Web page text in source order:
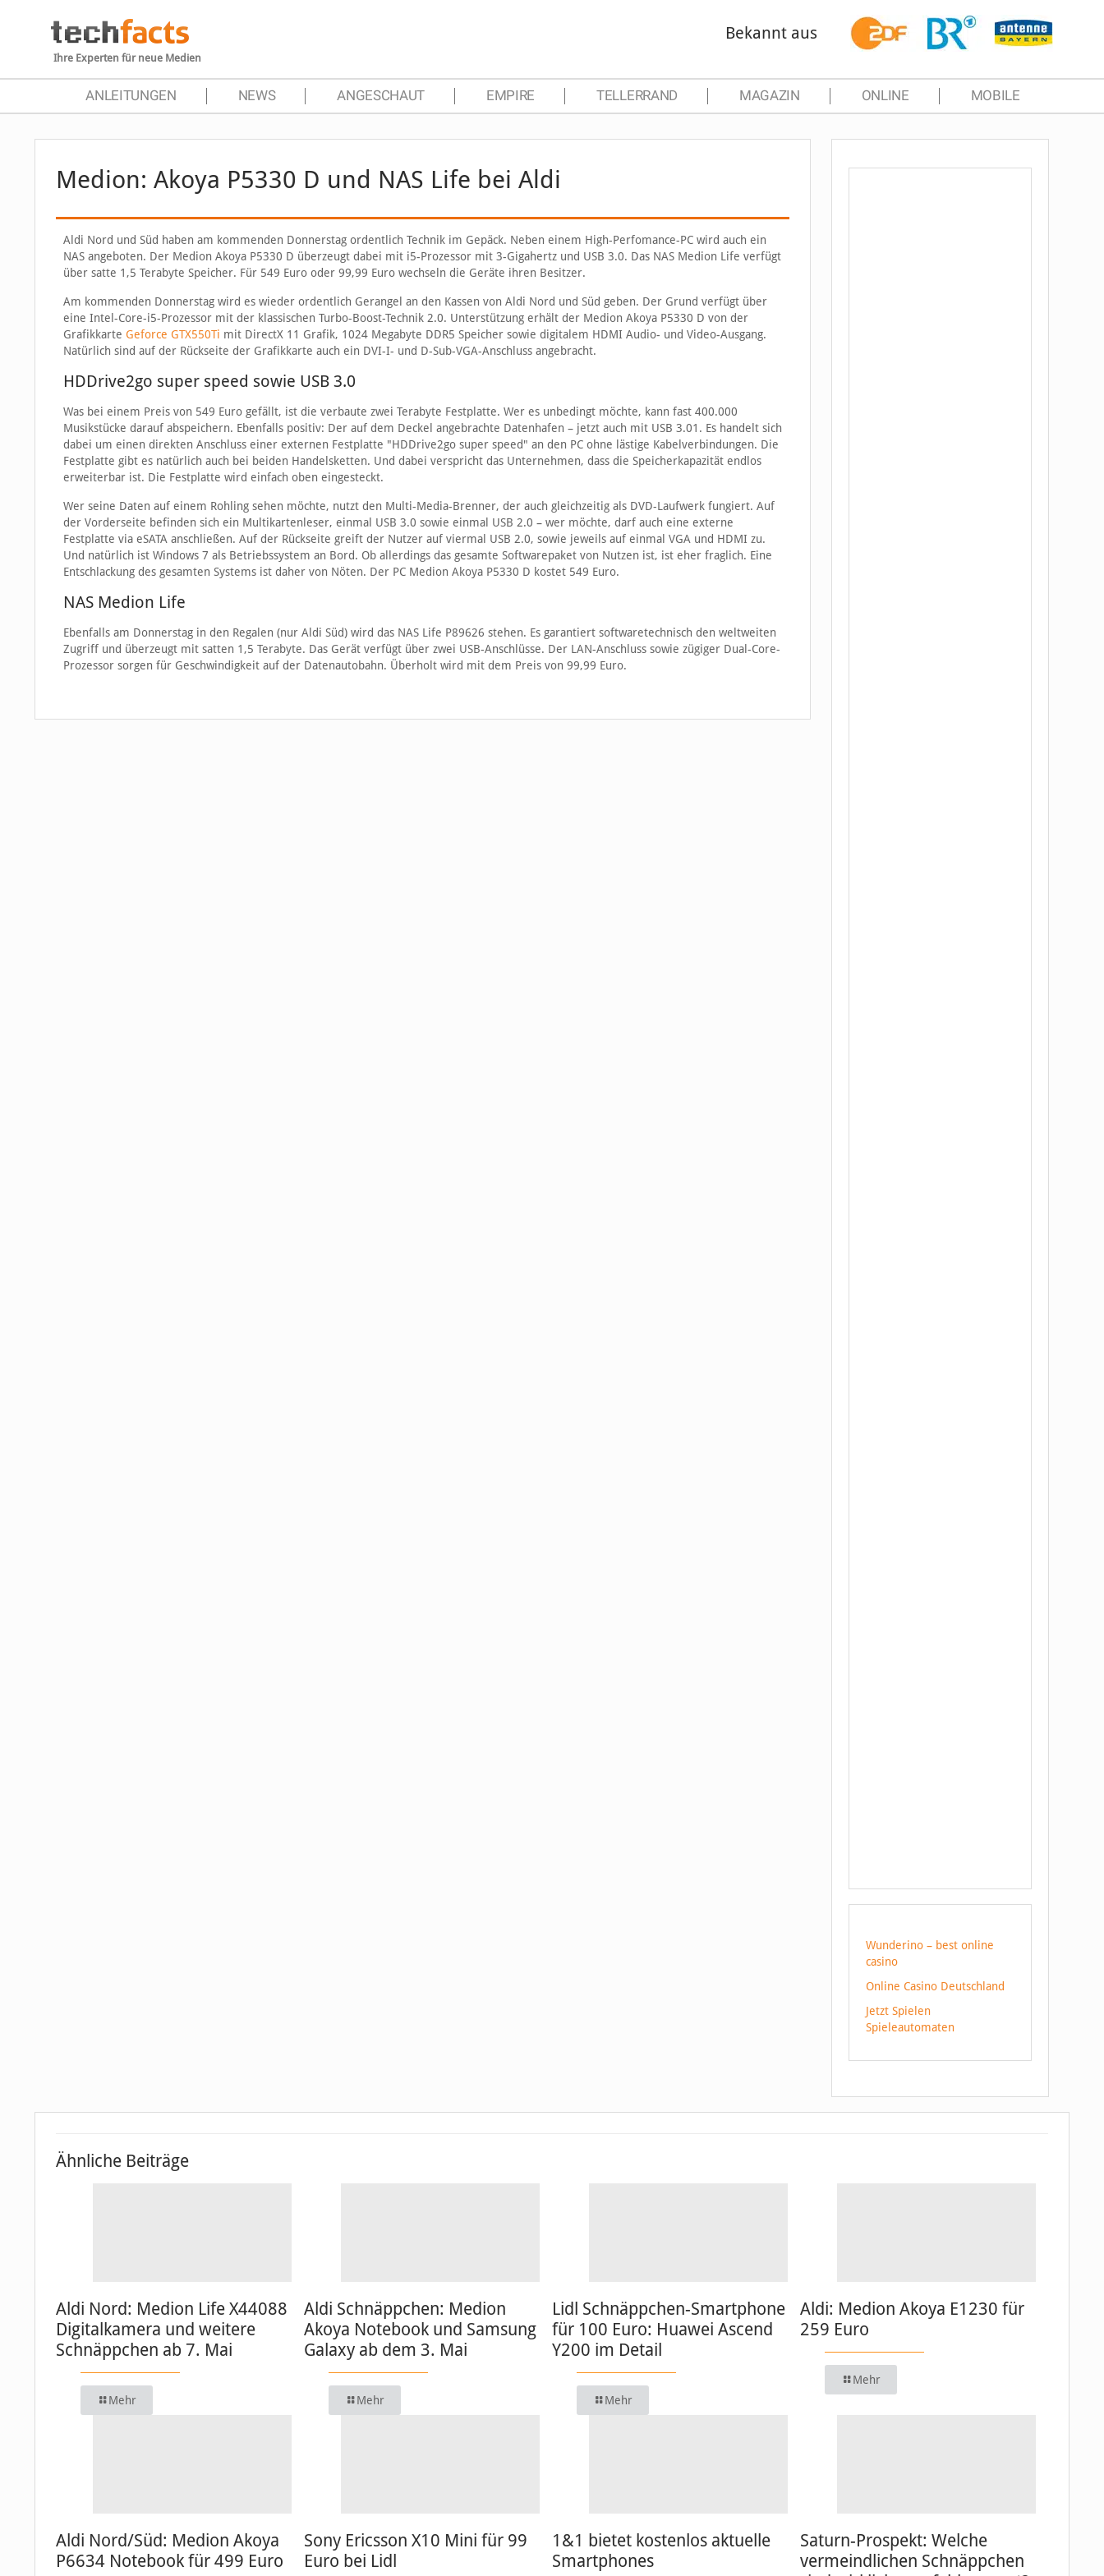
Ihre Experten für neue Medien
Bekannt aus
ANLEITUNGEN NEWS ANGESCHAUT EMPIRE TELLERRAND MAGAZIN ONLINE MOBILE
Medion: Akoya P5330 D und NAS Life bei Aldi
Aldi Nord und Süd haben am kommenden Donnerstag ordentlich Technik im Gepäck. Neben einem High-Perfomance-PC wird auch ein
NAS angeboten. Der Medion Akoya P5330 D überzeugt dabei mit i5-Prozessor mit 3-Gigahertz und USB 3.0. Das NAS Medion Life verfügt
über satte 1,5 Terabyte Speicher. Für 549 Euro oder 99,99 Euro wechseln die Geräte ihren Besitzer.
Am kommenden Donnerstag wird es wieder ordentlich Gerangel an den Kassen von Aldi Nord und Süd geben. Der Grund verfügt über
eine Intel-Core-i5-Prozessor mit der klassischen Turbo-Boost-Technik 2.0. Unterstützung erhält der Medion Akoya P5330 D von der
Grafikkarte Geforce GTX550Ti mit DirectX 11 Grafik, 1024 Megabyte DDR5 Speicher sowie digitalem HDMI Audio- und Video-Ausgang.
Natürlich sind auf der Rückseite der Grafikkarte auch ein DVI-I- und D-Sub-VGA-Anschluss angebracht.
HDDrive2go super speed sowie USB 3.0
Was bei einem Preis von 549 Euro gefällt, ist die verbaute zwei Terabyte Festplatte. Wer es unbedingt möchte, kann fast 400.000
Musikstücke darauf abspeichern. Ebenfalls positiv: Der auf dem Deckel angebrachte Datenhafen – jetzt auch mit USB 3.01. Es handelt sich
dabei um einen direkten Anschluss einer externen Festplatte "HDDrive2go super speed" an den PC ohne lästige Kabelverbindungen. Die
Festplatte gibt es natürlich auch bei beiden Handelsketten. Und dabei verspricht das Unternehmen, dass die Speicherkapazität endlos
erweiterbar ist. Die Festplatte wird einfach oben eingesteckt.
Wer seine Daten auf einem Rohling sehen möchte, nutzt den Multi-Media-Brenner, der auch gleichzeitig als DVD-Laufwerk fungiert. Auf
der Vorderseite befinden sich ein Multikartenleser, einmal USB 3.0 sowie einmal USB 2.0 – wer möchte, darf auch eine externe
Festplatte via eSATA anschließen. Auf der Rückseite greift der Nutzer auf viermal USB 2.0, sowie jeweils auf einmal VGA und HDMI zu.
Und natürlich ist Windows 7 als Betriebssystem an Bord. Ob allerdings das gesamte Softwarepaket von Nutzen ist, ist eher fraglich. Eine
Entschlackung des gesamten Systems ist daher von Nöten. Der PC Medion Akoya P5330 D kostet 549 Euro.
NAS Medion Life
Ebenfalls am Donnerstag in den Regalen (nur Aldi Süd) wird das NAS Life P89626 stehen. Es garantiert softwaretechnisch den weltweiten
Zugriff und überzeugt mit satten 1,5 Terabyte. Das Gerät verfügt über zwei USB-Anschlüsse. Der LAN-Anschluss sowie zügiger Dual-Core-
Prozessor sorgen für Geschwindigkeit auf der Datenautobahn. Überholt wird mit dem Preis von 99,99 Euro.
Wunderino – best online
casino
Online Casino Deutschland
Jetzt Spielen
Spieleautomaten
Ähnliche Beiträge
Aldi Nord: Medion Life X44088
Digitalkamera und weitere
Schnäppchen ab 7. Mai
Mehr
Aldi Schnäppchen: Medion
Akoya Notebook und Samsung
Galaxy ab dem 3. Mai
Mehr
Lidl Schnäppchen-Smartphone
für 100 Euro: Huawei Ascend
Y200 im Detail
Mehr
Aldi: Medion Akoya E1230 für
259 Euro
Mehr
Aldi Nord/Süd: Medion Akoya
P6634 Notebook für 499 Euro
Sony Ericsson X10 Mini für 99
Euro bei Lidl
1&1 bietet kostenlos aktuelle
Smartphones
Saturn-Prospekt: Welche
vermeindlichen Schnäppchen